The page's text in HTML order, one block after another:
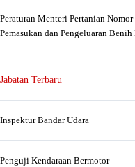
Peraturan Menteri Pertanian
Pemasukan dan Pengeluaran
Jabatan Terbaru
Inspektur Bandar Udara
Penguji Kendaraan Bermotor